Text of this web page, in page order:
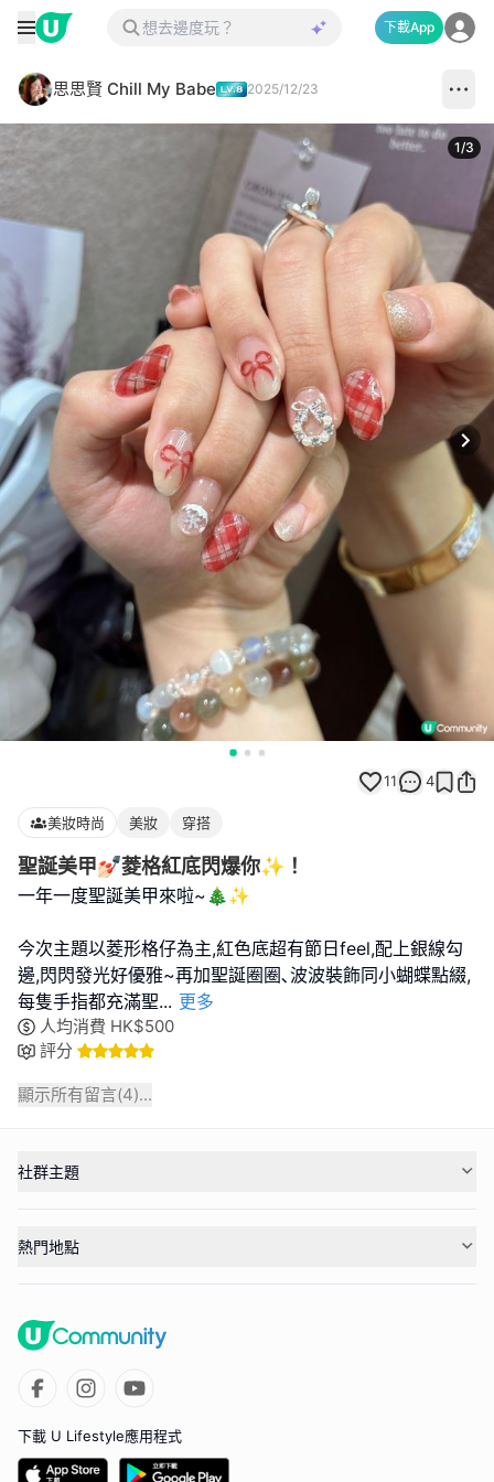
下載App
思思賢 Chill My Babe 2025/12/23
1/3
11 4
美妝時尚 美妝 穿搭
聖誕美甲💅🏻菱格紅底閃爆你✨！
一年一度聖誕美甲來啦~🎄✨
今次主題以菱形格仔為主,紅色底超有節日feel,配上銀線勾
邊,閃閃發光好優雅~再加聖誕圈圈､波波裝飾同小蝴蝶點綴,
每隻手指都充滿聖... 更多
人均消費 HK$500
評分
顯示所有留言(4)...
社群主題
熱門地點
下載 U Lifestyle應用程式